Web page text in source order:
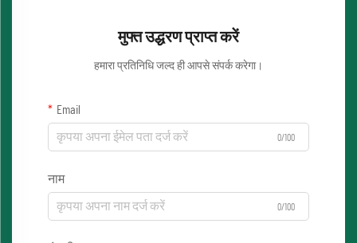
मुफ्त उद्धरण प्राप्त करें
हमारा प्रतिनिधि जल्द ही आपसे संपर्क करेगा।
Email
0/100
नाम
0/100